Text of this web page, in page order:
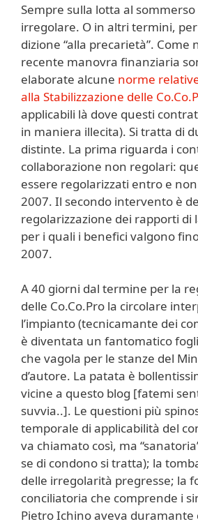
Sempre sulla lotta al
irregolare. O in altri termini,
dizione “alla precarietà”. Come
recente manovra finanziaria
elaborate alcune norme
alla Stabilizzazione delle
applicabili là dove questi
in maniera illecita). Si tratta di
distinte. La prima riguarda i
collaborazione non regolari:
essere regolarizzati entro e
2007. Il secondo intervento è
regolarizzazione dei rapporti di
per i quali i benefici valgono
2007.
A 40 giorni dal termine per la
delle Co.Co.Pro la circolare
l’impianto (tecnicamante dei
è diventata un fantomatico
che vagola per le stanze del
d’autore. La patata è
vicine a questo blog [fatemi
suvvia..]. Le questioni più
temporale di applicabilità del
va chiamato così, ma
se di condono si tratta); la
delle irregolarità pregresse; la
conciliatoria che comprende i
Pietro Ichino aveva duramante